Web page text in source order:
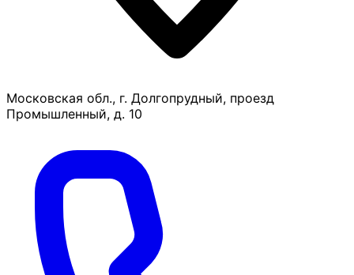
Московская обл., г. Долгопрудный, проезд
Промышленный, д. 10